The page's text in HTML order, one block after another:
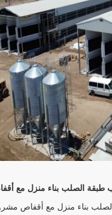
طبقة الصلب بناء منزل مع
بناء منزل مع أقفاص